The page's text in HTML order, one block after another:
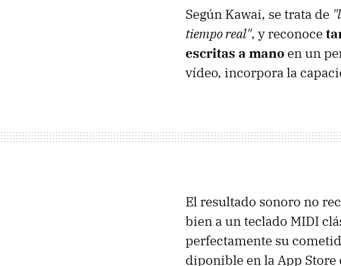
Según Kawai, se trata de
tiempo real", y reconoce
escritas a mano en un
vídeo, incorpora la
El resultado sonoro no
bien a un teclado MIDI
perfectamente su
diponible en la App Store